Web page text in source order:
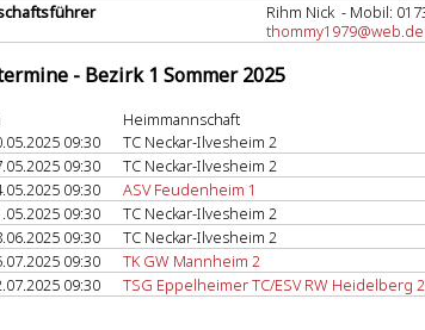
Rihm Nick - Mobil:
thommy1979@web.de
- Bezirk 1 Sommer 2025
Heimmannschaft
09:30 TC Neckar-Ilvesheim 2
09:30 TC Neckar-Ilvesheim 2
09:30 ASV Feudenheim 1
09:30 TC Neckar-Ilvesheim 2
09:30 TC Neckar-Ilvesheim 2
09:30 TK GW Mannheim 2
09:30 TSG Eppelheimer TC/ESV RW Heidelberg 2